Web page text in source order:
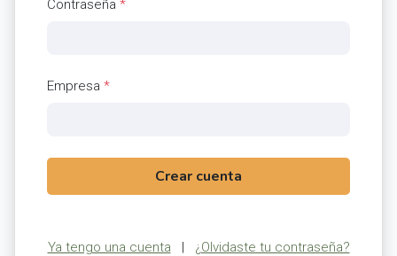
Contraseña *
Empresa *
Crear cuenta
Ya tengo una cuenta | ¿Olvidaste tu contraseña?